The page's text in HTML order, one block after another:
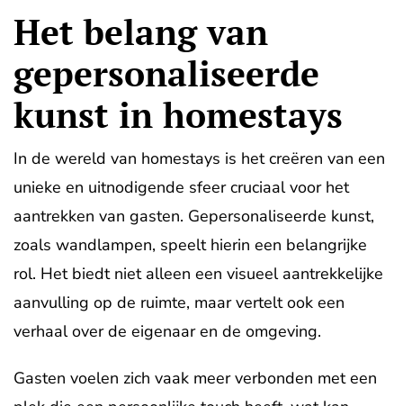
Het belang van
gepersonaliseerde
kunst in homestays
In de wereld van homestays is het creëren van een
unieke en uitnodigende sfeer cruciaal voor het
aantrekken van gasten. Gepersonaliseerde kunst,
zoals wandlampen, speelt hierin een belangrijke
rol. Het biedt niet alleen een visueel aantrekkelijke
aanvulling op de ruimte, maar vertelt ook een
verhaal over de eigenaar en de omgeving.
Gasten voelen zich vaak meer verbonden met een